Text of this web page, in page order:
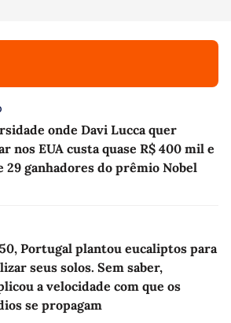
onde Davi Lucca quer
nos EUA custa quase R$ 400 mil e
29 ganhadores do prêmio Nobel
Portugal plantou eucaliptos para
seus solos. Sem saber,
a velocidade com que os
se propagam